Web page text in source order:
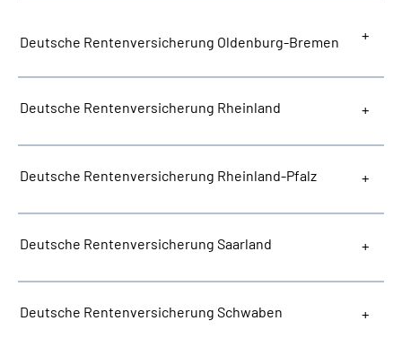
Deutsche Rentenversicherung Oldenburg-Bremen
Deutsche Rentenversicherung Rheinland
Deutsche Rentenversicherung Rheinland-Pfalz
Deutsche Rentenversicherung Saarland
Deutsche Rentenversicherung Schwaben